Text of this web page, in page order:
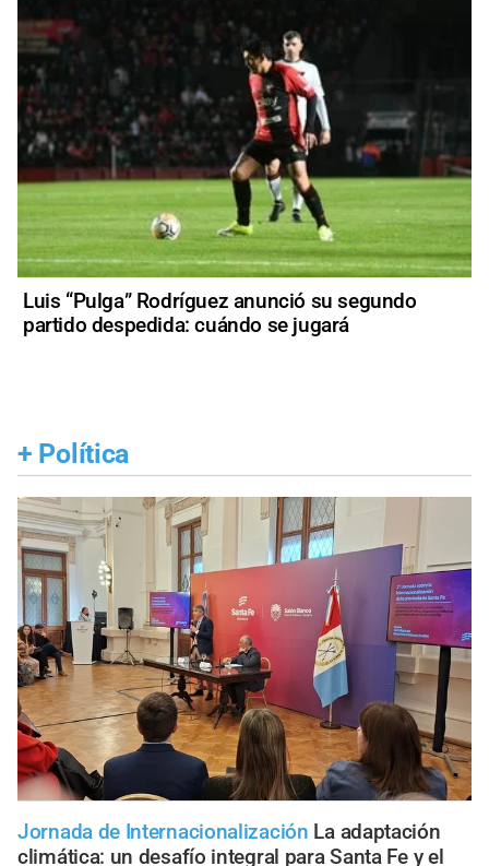
Luis “Pulga” Rodríguez anunció su segundo
partido despedida: cuándo se jugará
+ Política
Jornada de Internacionalización La adaptación
climática: un desafío integral para Santa Fe y el